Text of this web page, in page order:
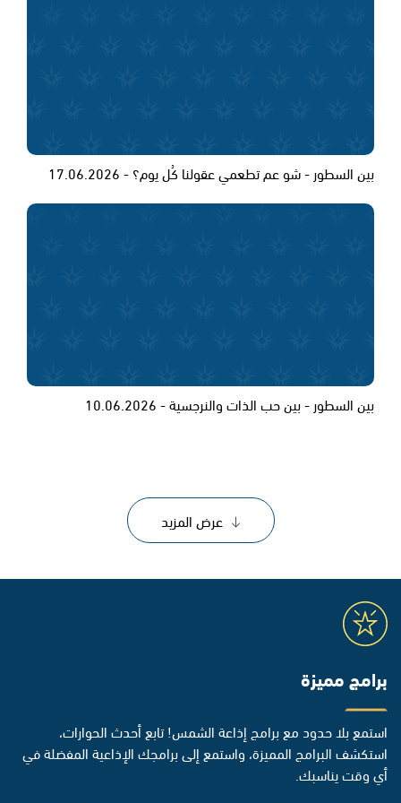
بين السطور - شو عم تطعمي عقولنا كُل يوم؟ - 17.06.2026
بين السطور - بين حب الذات والنرجسية - 10.06.2026
عرض المزيد
برامج مميزة
استمع بلا حدود مع برامج إذاعة الشمس! تابع أحدث الحوارات،
استكشف البرامج المميزة، واستمع إلى برامجك الإذاعية المفضلة في
أي وقت يناسبك.